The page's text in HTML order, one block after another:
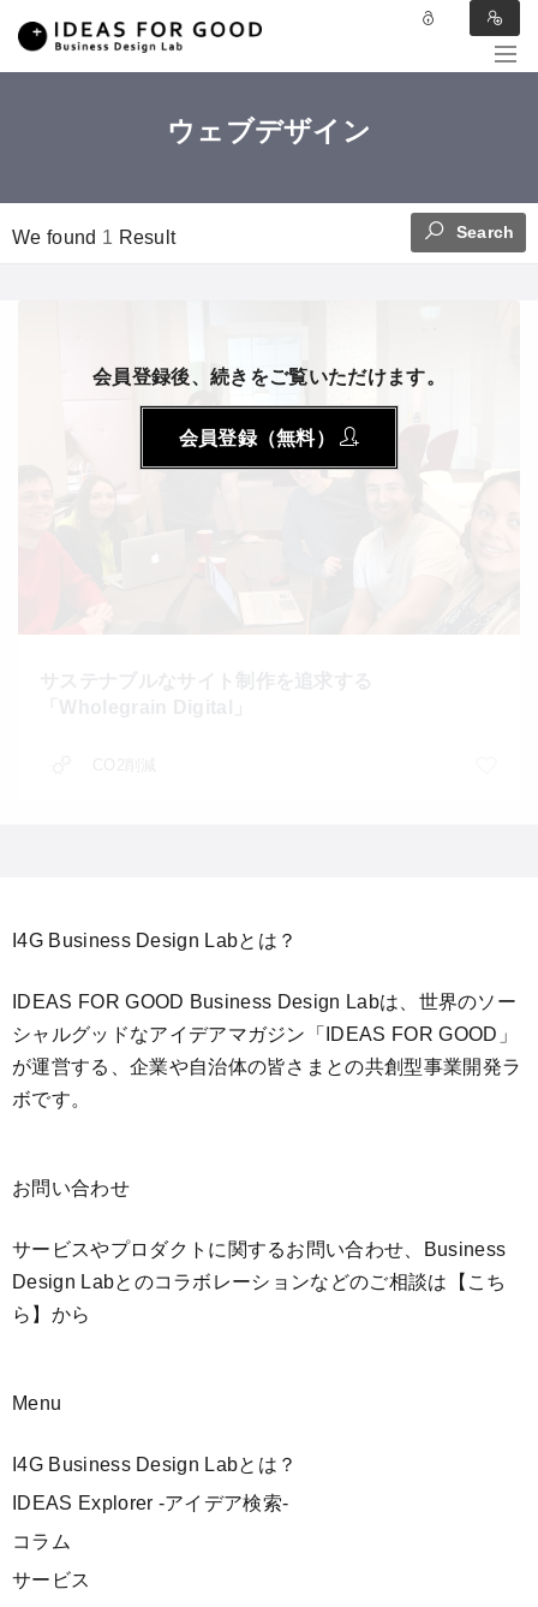
ウェブデザイン
We found 1 Result Search
会員登録後、続きをご覧いただけます。
会員登録（無料）
I4G Business Design Labとは？
IDEAS FOR GOOD Business Design Labは、世界のソー
シャルグッドなアイデアマガジン「IDEAS FOR GOOD」
が運営する、企業や自治体の皆さまとの共創型事業開発ラ
ボです。
お問い合わせ
サービスやプロダクトに関するお問い合わせ、Business
Design Labとのコラボレーションなどのご相談は 【こち
ら】 から
Menu
I4G Business Design Labとは？
IDEAS Explorer -アイデア検索-
コラム
サービス